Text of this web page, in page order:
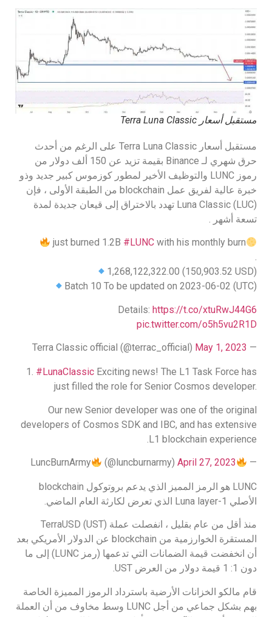
مستقبل أسعار Terra Luna Classic
مستقبل أسعار Terra Luna Classic على الرغم من أحدث
حرق شهري لـ Binance بقيمة تزيد عن 150 ألف دولار من
رموز LUNC والتوظيف الأخير لمطور كوزموس كبير جديد وذو
خبرة عالية لفريق عمل blockchain من الطبقة الأولى ، فإن
Luna Classic (LUC) تهدد بالاختراق إلى قيعان جديدة لمدة
تسعة أشهر .
just burned 1.2B #LUNCwith his monthly burn
.
1,268,122,322.00 (150,903.52 USD)
Batch 10 To be updated on 2023-06-02 (UTC)
Details: https://t.co/xtuRwJ44G6
pic.twitter.com/o5h5vu2R1D
— Terra Classic official (@terrac_official)
May 1, 2023
1. #LunaClassic Exciting news! The L1 Task Force has
just filled the role for Senior Cosmos developer.
Our new Senior developer was one of the original
developers of Cosmos SDK and IBC, and has extensive
L1 blockchain experience.
—
LuncBurnArmy (@luncburnarmy) April 27, 2023
LUNC هو الرمز المميز الذي يدعم بروتوكول blockchain
الأصلي Luna layer-1 الذي تعرض لكارثة العام الماضي.
منذ أقل من عام بقليل ، انفصلت عملة TerraUSD (UST)
المستقرة الخوارزمية من blockchain عن الدولار الأمريكي بعد
أن انخفضت قيمة الضمانات التي تدعمها (رمز LUNC) إلى ما
دون 1: 1 قيمة دولار من العرض UST.
قام مالكو الخزانات الأرضية باسترداد الرموز المميزة الخاصة
بهم بشكل جماعي من أجل LUNC وسط مخاوف من أن العملة